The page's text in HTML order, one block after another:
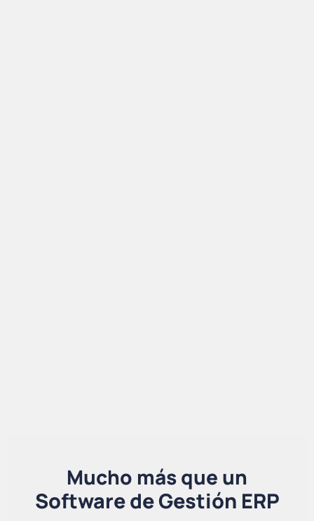
Mucho más que un
Software de Gestión ERP